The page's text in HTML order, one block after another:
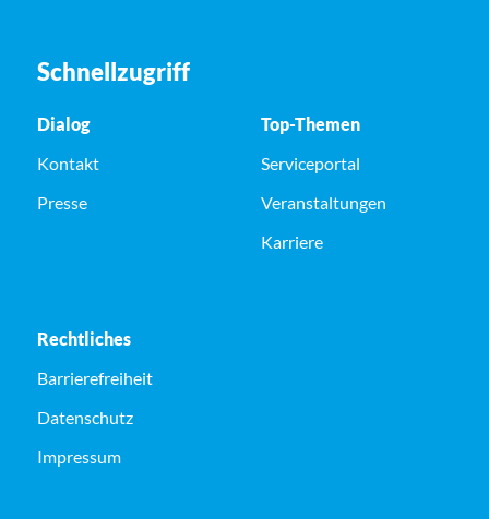
Schnellzugriff
Dialog
Kontakt
Presse
Top-Themen
Serviceportal
Veranstaltungen
Karriere
Rechtliches
Barrierefreiheit
Datenschutz
Impressum